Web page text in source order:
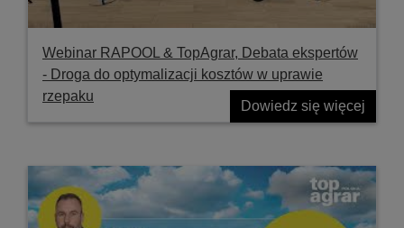
Webinar RAPOOL & TopAgrar, Debata ekspertów
- Droga do optymalizacji kosztów w uprawie
rzepaku
Dowiedz się więcej